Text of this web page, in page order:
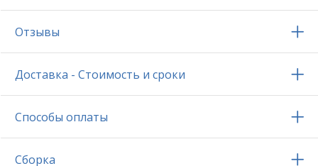
Отзывы
Доставка - Стоимость и сроки
Способы оплаты
Сборка